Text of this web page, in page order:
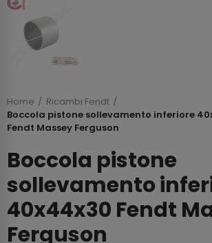
Home
Ricambi Fendt
Boccola pistone sollevamento inferiore
Fendt Massey Ferguson
Boccola pistone
sollevamento
40x44x30 Fendt
Ferguson